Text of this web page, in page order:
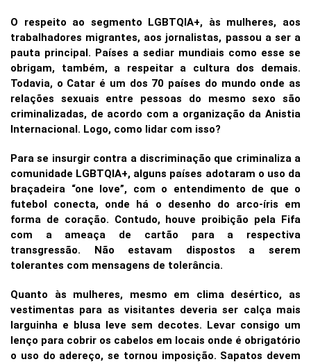
O respeito ao segmento LGBTQIA+, às mulheres, aos
trabalhadores migrantes, aos jornalistas, passou a ser a
pauta principal. Países a sediar mundiais como esse se
obrigam, também, a respeitar a cultura dos demais.
Todavia, o Catar é um dos 70 países do mundo onde as
relações sexuais entre pessoas do mesmo sexo são
criminalizadas, de acordo com a organização da Anistia
Internacional. Logo, como lidar com isso?
Para se insurgir contra a discriminação que criminaliza a
comunidade LGBTQIA+, alguns países adotaram o uso da
braçadeira “one love”, com o entendimento de que o
futebol conecta, onde há o desenho do arco-íris em
forma de coração. Contudo, houve proibição pela Fifa
com a ameaça de cartão para a respectiva
transgressão. Não estavam dispostos a serem
tolerantes com mensagens de tolerância.
Quanto às mulheres, mesmo em clima desértico, as
vestimentas para as visitantes deveria ser calça mais
larguinha e blusa leve sem decotes. Levar consigo um
lenço para cobrir os cabelos em locais onde é obrigatório
o uso do adereço, se tornou imposição. Sapatos devem